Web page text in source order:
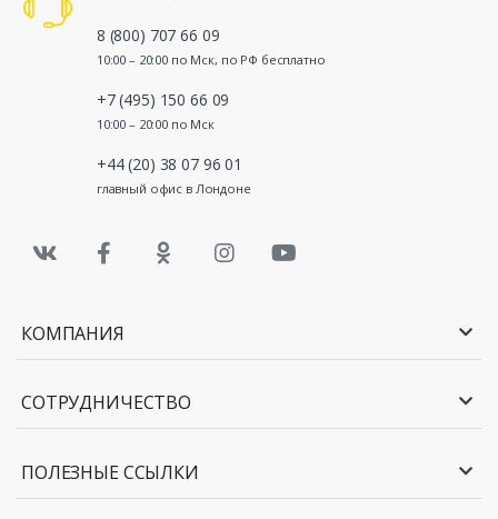
8 (800) 707 66 09
10:00 – 20:00 по Мск, по РФ бесплатно
+7 (495) 150 66 09
10:00 – 20:00 по Мск
+44 (20) 38 07 96 01
главный офис в Лондоне
КОМПАНИЯ
СОТРУДНИЧЕСТВО
ПОЛЕЗНЫЕ ССЫЛКИ